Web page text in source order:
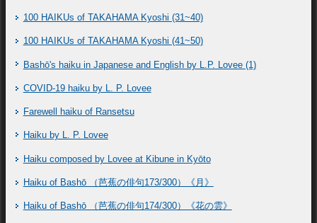
100 HAIKUs of TAKAHAMA Kyoshi (31~40)
100 HAIKUs of TAKAHAMA Kyoshi (41~50)
Bashō's haiku in Japanese and English by L.P. Lovee (1)
COVID-19 haiku by L. P. Lovee
Farewell haiku of Ransetsu
Haiku by L. P. Lovee
Haiku composed by Lovee at Kibune in Kyōto
Haiku of Bashō （芭蕉の俳句173/300）《月》
Haiku of Bashō （芭蕉の俳句174/300）《花の雲》